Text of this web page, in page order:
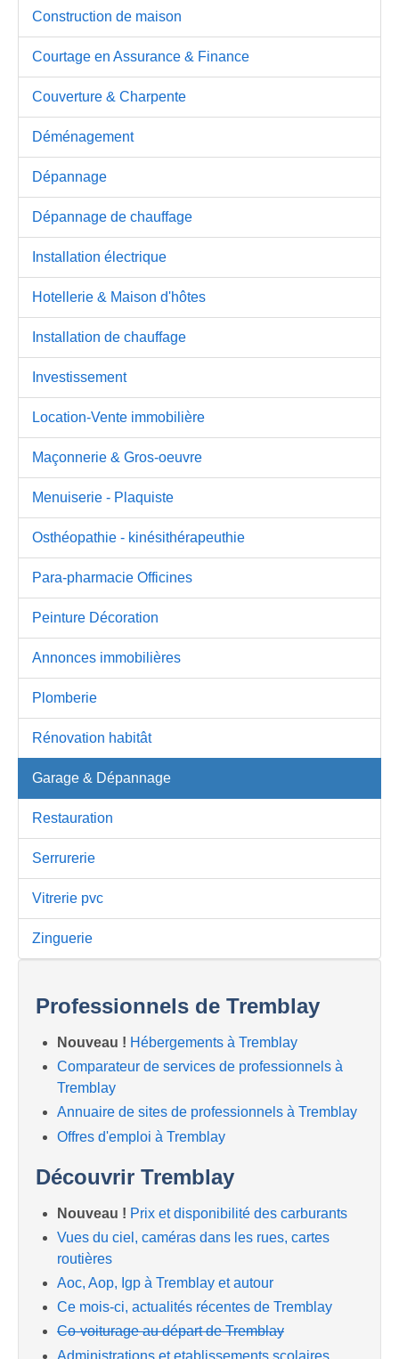
Construction de maison
Courtage en Assurance & Finance
Couverture & Charpente
Déménagement
Dépannage
Dépannage de chauffage
Installation électrique
Hotellerie & Maison d'hôtes
Installation de chauffage
Investissement
Location-Vente immobilière
Maçonnerie & Gros-oeuvre
Menuiserie - Plaquiste
Osthéopathie - kinésithérapeuthie
Para-pharmacie Officines
Peinture Décoration
Annonces immobilières
Plomberie
Rénovation habitât
Garage & Dépannage
Restauration
Serrurerie
Vitrerie pvc
Zinguerie
Professionnels de Tremblay
Nouveau ! Hébergements à Tremblay
Comparateur de services de professionnels à
Tremblay
Annuaire de sites de professionnels à Tremblay
Offres d'emploi à Tremblay
Découvrir Tremblay
Nouveau ! Prix et disponibilité des carburants
Vues du ciel, caméras dans les rues, cartes
routières
Aoc, Aop, Igp à Tremblay et autour
Ce mois-ci, actualités récentes de Tremblay
Co-voiturage au départ de Tremblay
Administrations et etablissements scolaires